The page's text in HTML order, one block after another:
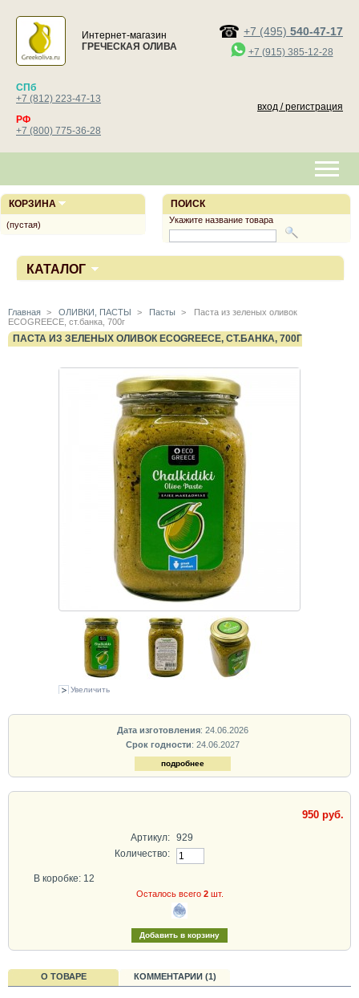
Интернет-магазин
ГРЕЧЕСКАЯ ОЛИВА
+7 (495) 540-47-17
+7 (915) 385-12-28
СПб
+7 (812) 223-47-13
РФ
+7 (800) 775-36-28
вход / регистрация
КАТАЛОГ
Главная > ОЛИВКИ, ПАСТЫ > Пасты >
Паста из зеленых оливок
ECOGREECE, ст.банка, 700г
ПАСТА ИЗ ЗЕЛЕНЫХ ОЛИВОК ECOGREECE, СТ.БАНКА, 700Г
Увеличить
Дата изготовления: 24.06.2026
Срок годности: 24.06.2027
подробнее
950 руб.
Артикул: 929
Количество:
В коробке: 12
Осталось всего 2шт.
О ТОВАРЕ КОММЕНТАРИИ (1)
ПОИСК
Укажите название товара
КОРЗИНА
(пустая)